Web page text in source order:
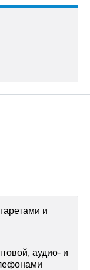
и
аудио- и